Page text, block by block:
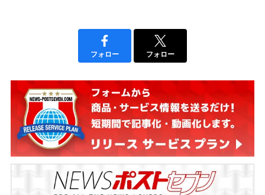
フォロー フォロー